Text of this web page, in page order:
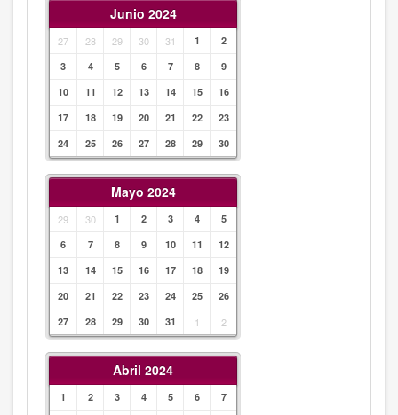
Junio 2024
27 28 29 30 31 1
2
3
4 5 6 7 8
9
10
11 12 13 14 15
16
17
18 19 20 21 22
23
24
25 26 27 28 29 30
Mayo 2024
29 30 1 2 3 4
5
6
7 8 9 10 11
12
13
14 15 16 17 18
19
20
21 22 23 24 25
26
27
28 29 30 31 1 2
Abril 2024
1 2 3 4 5 6
7